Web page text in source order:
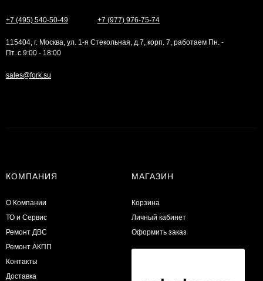
+7 (495) 540-50-49 +7 (977) 976-75-74
115404, г. Москва, ул. 1-я Стекольная, д.7, корп. 7, работаем Пн. -
Пт. с 9:00 - 18:00
sales@fork.su
КОМПАНИЯ
О Компании
ТО и Сервис
​Ремонт ДВС
Ремонт АКПП
Контакты
Доставка
МАГАЗИН
Корзина
Личный кабинет
Оформить заказ